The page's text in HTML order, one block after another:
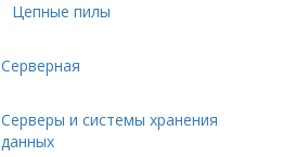
Цепные пилы
Серверная
Серверы и системы хранения
данных